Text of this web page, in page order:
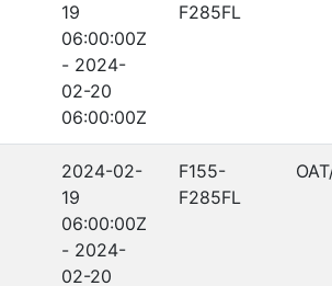
19
06:00:00Z
- 2024-
02-20
06:00:00Z
F285FL
2024-02-
19
06:00:00Z
- 2024-
02-20
F155-
F285FL